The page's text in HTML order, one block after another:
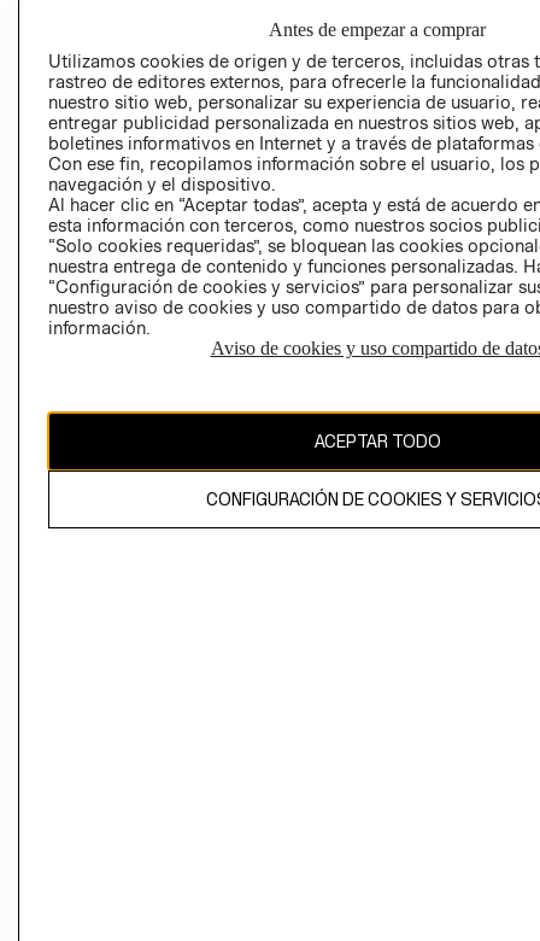
AVISO DE
Perú (S/)
CAMBIAR REGIÓN
Antes de empezar a comprar
Utilizamos cookies de origen y de terceros, incluidas otras
rastreo de editores externos, para ofrecerle la
nuestro sitio web, personalizar su experiencia de usuario,
entregar publicidad personalizada en nuestros sitios web,
boletines informativos en Internet y a través de plataformas
Con ese fin, recopilamos información sobre el usuario, los
navegación y el dispositivo.
Al hacer clic en “Aceptar todas”, acepta y está de acuerdo
esta información con terceros, como nuestros socios
“Solo cookies requeridas”, se bloquean las cookies
nuestra entrega de contenido y funciones personalizadas.
“Configuración de cookies y servicios” para personalizar
nuestro aviso de cookies y uso compartido de datos para
información.
Aviso de cookies y uso compartido de
ACEPTAR TODO
CONFIGURACIÓN DE COOKIES Y